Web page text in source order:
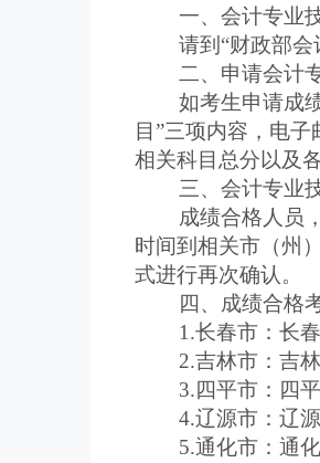
一、会计专业技
请到“财政部会
二、申请会计专
如考生申请成绩
目”三项内容，电子
相关科目总分以及
三、会计专业技
成绩合格人员，
时间到相关市（州
式进行再次确认。
四、成绩合格考
1.长春市：长春市
2.吉林市：吉林
3.四平市：四平
4.辽源市：辽源
5.通化市：通化